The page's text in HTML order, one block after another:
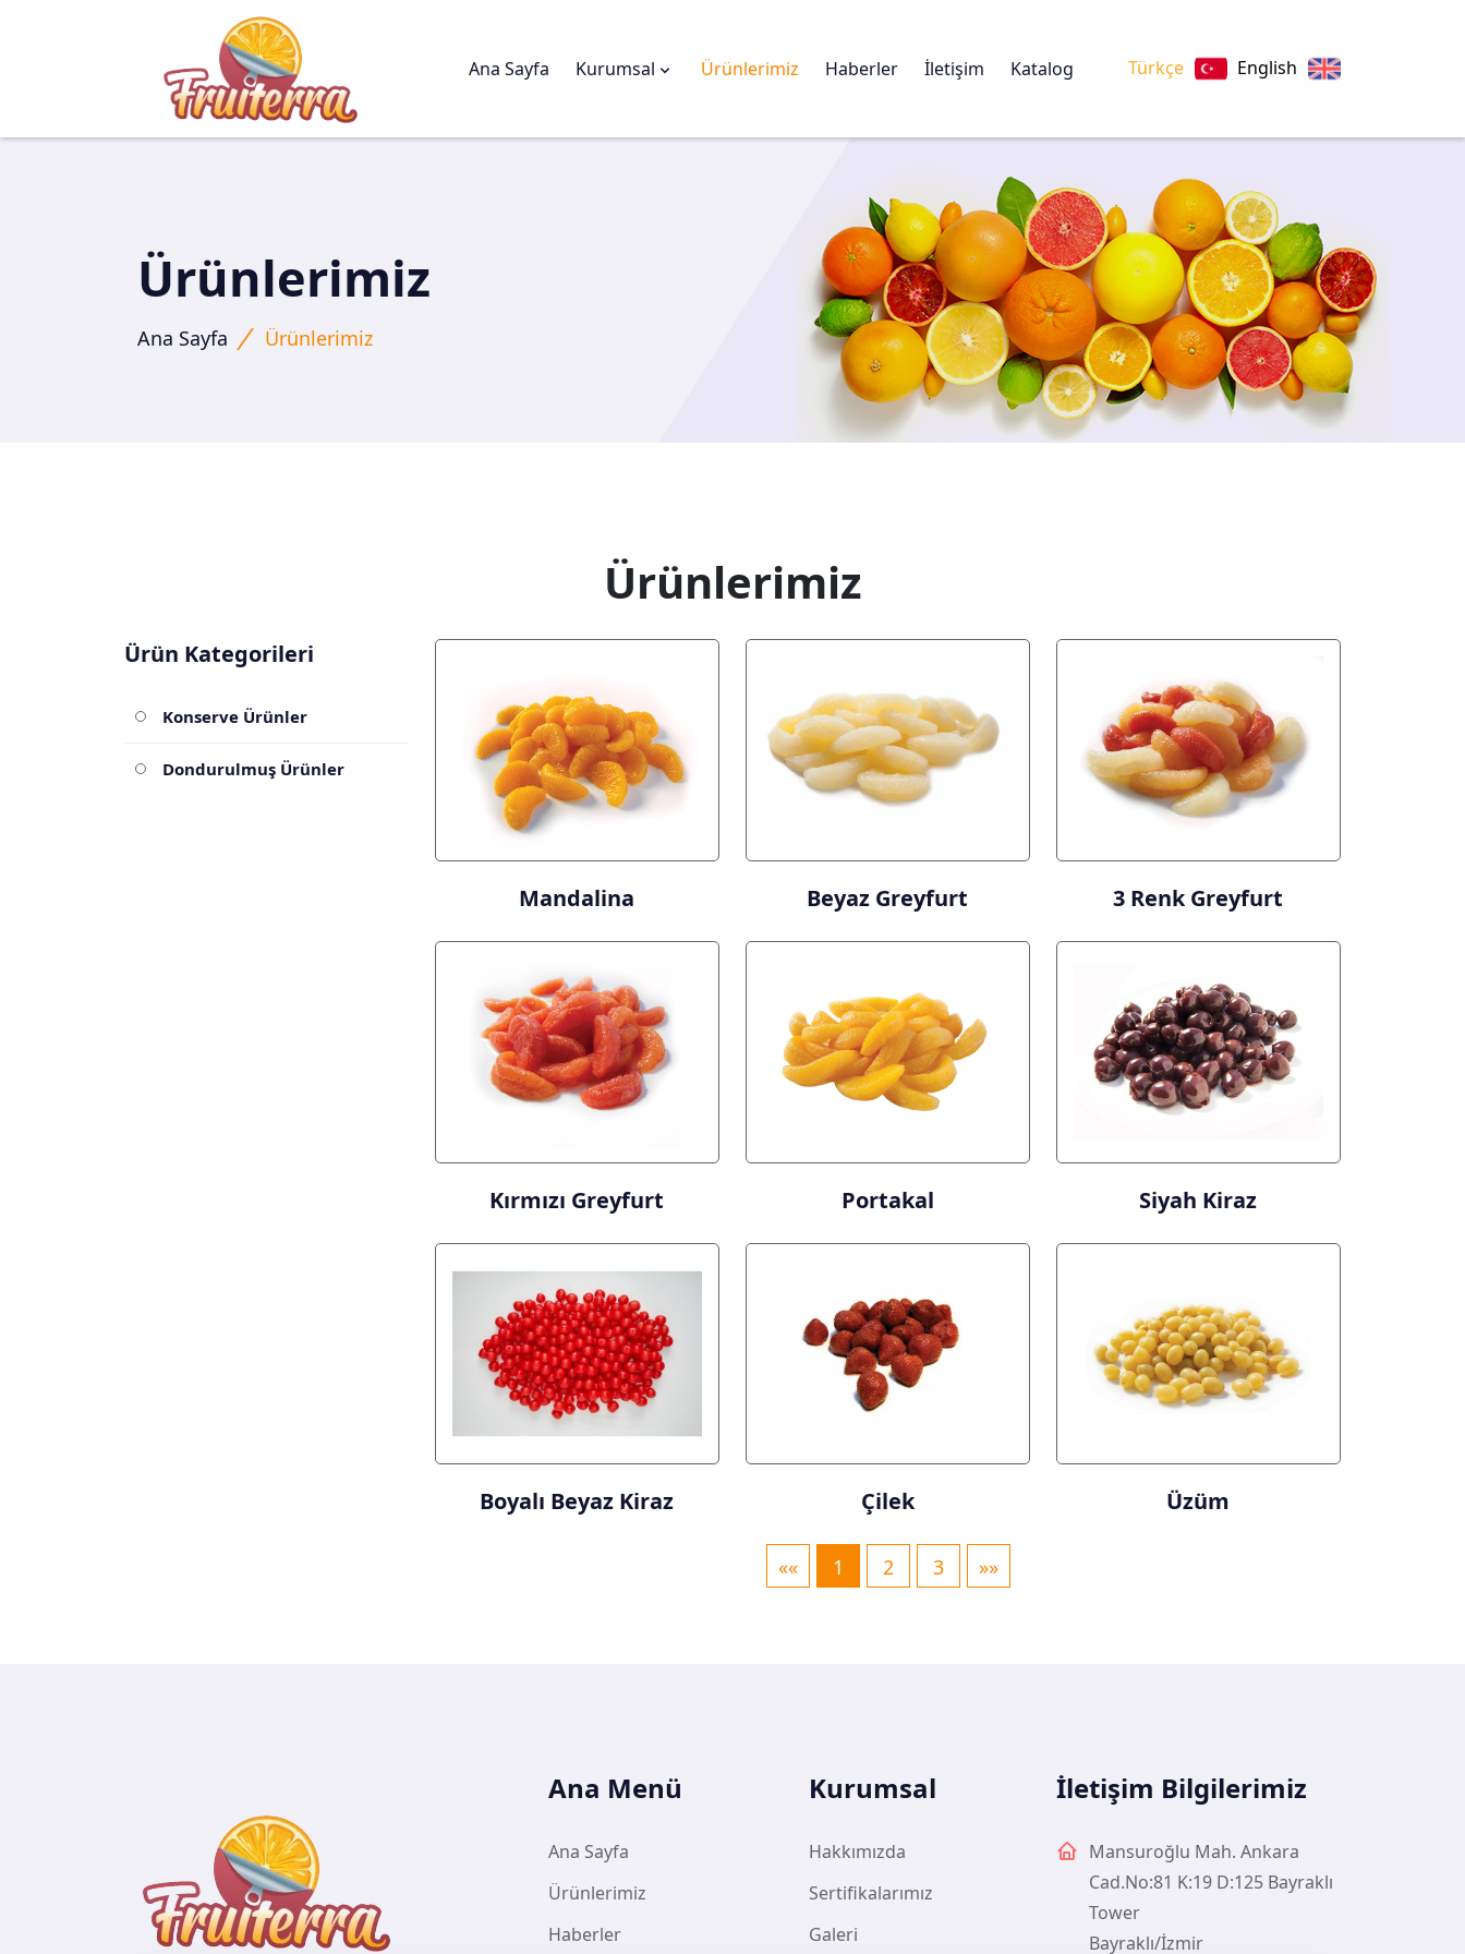
Ana Sayfa Kurumsal Ürünlerimiz Haberler İletişim Katalog Türkçe English
Ürünlerimiz
Ana Sayfa Ürünlerimiz
Ürünlerimiz
Ürün Kategorileri
Konserve Ürünler
Dondurulmuş Ürünler
Mandalina Beyaz Greyfurt 3 Renk Greyfurt
Kırmızı Greyfurt Portakal Siyah Kiraz
Boyalı Beyaz Kiraz Çilek Üzüm
«« 1 2 3 »»
Ana Menü
Ana Sayfa
Ürünlerimiz
Haberler
Kurumsal
Hakkımızda
Sertifikalarımız
Galeri
İletişim Bilgilerimiz
Mansuroğlu Mah. Ankara
Cad.No:81 K:19 D:125 Bayraklı
Tower
Bayraklı/İzmir